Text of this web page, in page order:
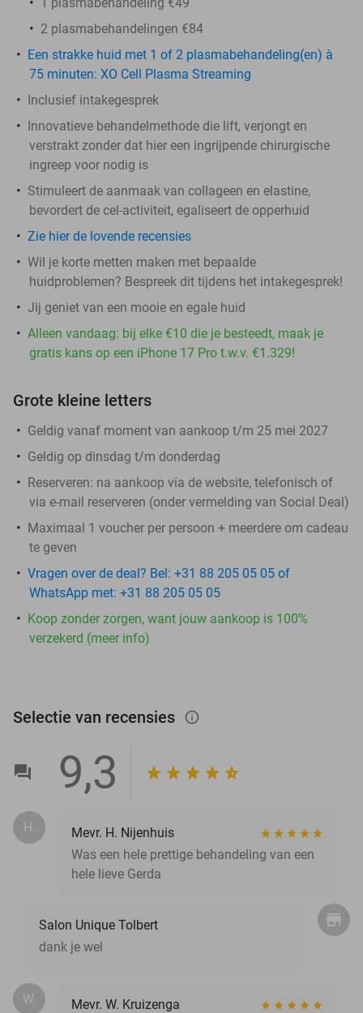
2 plasmabehandelingen €84
Een strakke huid met 1 of 2 plasmabehandeling(en) à
75 minuten: XO Cell Plasma Streaming
Inclusief intakegesprek
Innovatieve behandelmethode die lift, verjongt en
verstrakt zonder dat hier een ingrijpende chirurgische
ingreep voor nodig is
Stimuleert de aanmaak van collageen en elastine,
bevordert de cel-activiteit, egaliseert de opperhuid
Zie hier de lovende recensies
Wil je korte metten maken met bepaalde
huidproblemen? Bespreek dit tijdens het intakegesprek!
Jij geniet van een mooie en egale huid
Alleen vandaag: bij elke €10 die je besteedt, maak je
gratis kans op een iPhone 17 Pro t.w.v. €1.329!
Grote kleine letters
Geldig vanaf moment van aankoop t/m 25 mei 2027
Geldig op dinsdag t/m donderdag
Reserveren: na aankoop via de website, telefonisch of
via e-mail reserveren (onder vermelding van Social Deal)
Maximaal 1 voucher per persoon + meerdere om cadeau
te geven
Vragen over de deal? Bel: +31 88 205 05 05 of
WhatsApp met: +31 88 205 05 05
Koop zonder zorgen, want jouw aankoop is 100%
verzekerd (meer info)
Selectie van recensies info_outlined
9,3
H.
Mevr. H. Nijenhuis
Was een hele prettige behandeling van een
hele lieve Gerda
Salon Unique Tolbert
dank je wel
W.
Mevr. W. Kruizenga